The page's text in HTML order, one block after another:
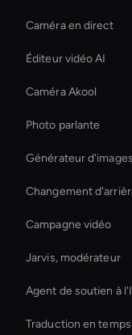
Caméra en direct
Éditeur vidéo AI
Caméra Akool
Photo parlante
Générateur d'images
Changement
Campagne vidéo
Jarvis, modérateur
Agent de soutien à
Traduction en